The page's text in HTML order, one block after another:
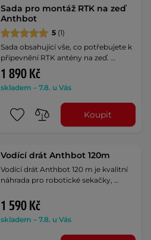
Sada pro montáž RTK na zeď
Anthbot
5 (1)
Sada obsahující vše, co potřebujete k
připevnění RTK antény na zeď. …
1 890 Kč
skladem – 7.8. u Vás
Koupit
Vodící drát Anthbot 120m
Vodící drát Anthbot 120 m je kvalitní
náhrada pro robotické sekačky, …
1 590 Kč
skladem – 7.8. u Vás